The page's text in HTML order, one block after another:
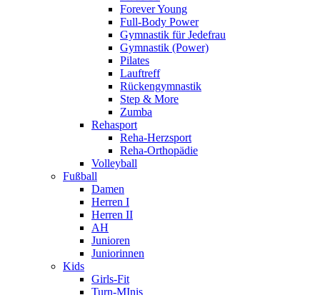
Forever Young
Full-Body Power
Gymnastik für Jedefrau
Gymnastik (Power)
Pilates
Lauftreff
Rückengymnastik
Step & More
Zumba
Rehasport
Reha-Herzsport
Reha-Orthopädie
Volleyball
Fußball
Damen
Herren I
Herren II
AH
Junioren
Juniorinnen
Kids
Girls-Fit
Turn-MInis